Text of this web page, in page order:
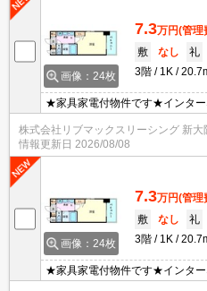
画像：24枚
7.3万円(管理
敷
なし 礼
3階
1K
★家具家電付物件です★インター
ジット決済可能★保証人不要★
掲載されている物件は全てご紹
株式会社リブマックスリーシング 新大
情報更新日 2026/08/08
画像：24枚
7.3万円(管理
敷
なし 礼
3階
1K
★家具家電付物件です★インター
ジット決済可能★保証人不要★